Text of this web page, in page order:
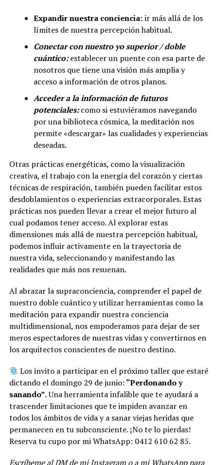
Expandir nuestra conciencia:ir más allá de los
límites de nuestra percepción habitual.
Conectar con nuestro yo superior / doble
cuántico:establecer un puente con esa parte de
nosotros que tiene una visión más amplia y
acceso a información de otros planos.
Acceder a la información de futuros
potenciales: como si estuviéramos navegando
por una biblioteca cósmica, la meditación nos
permite «descargar» las cualidades y experiencias
deseadas.
Otras prácticas energéticas, como la visualización
creativa, el trabajo con la energía del corazón y ciertas
técnicas de respiración, también pueden facilitar estos
desdoblamientos o experiencias extracorporales. Estas
prácticas nos pueden llevar a crear el mejor futuro al
cual podamos tener acceso. Al explorar estas
dimensiones más allá de nuestra percepción habitual,
podemos influir activamente en la trayectoria de
nuestra vida, seleccionando y manifestando las
realidades que más nos resuenan.
Al abrazar la supraconciencia, comprender el papel de
nuestro doble cuántico y utilizar herramientas como la
meditación para expandir nuestra conciencia
multidimensional, nos empoderamos para dejar de ser
meros espectadores de nuestras vidas y convertirnos en
los arquitectos conscientes de nuestro destino.
Los invito a participar en el próximo taller que estaré
dictando el domingo 29 de junio: “Perdonando y
sanando”.Una herramienta infalible que te ayudará a
trascender limitaciones que te impiden avanzar en
todos los ámbitos de vida y a sanar viejas heridas que
permanecen en tu subconsciente. ¡No te lo pierdas!
Reserva tu cupo por mi WhatsApp: 0412 610 62 85.
Escríbeme al DM de mi Instagram o a mi WhatsApp para